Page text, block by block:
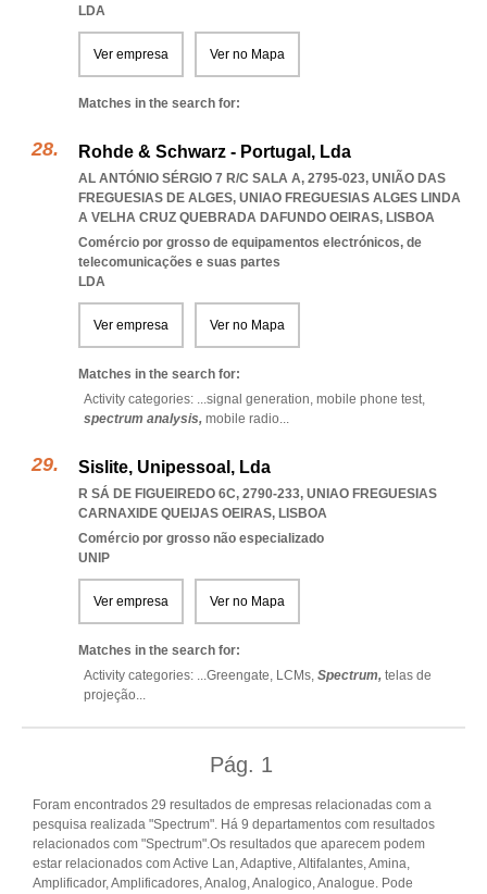
LDA
Ver empresa Ver no Mapa
Matches in the search for:
Rohde & Schwarz - Portugal, Lda
AL ANTÓNIO SÉRGIO 7 R/C SALA A, 2795-023, UNIÃO DAS
FREGUESIAS DE ALGES, UNIAO FREGUESIAS ALGES LINDA
A VELHA CRUZ QUEBRADA DAFUNDO OEIRAS, LISBOA
Comércio por grosso de equipamentos electrónicos, de
telecomunicações e suas partes
LDA
Ver empresa Ver no Mapa
Matches in the search for:
Activity categories: ...signal generation, mobile phone test,
spectrum analysis, mobile radio...
Sislite, Unipessoal, Lda
R SÁ DE FIGUEIREDO 6C, 2790-233, UNIAO FREGUESIAS
CARNAXIDE QUEIJAS OEIRAS, LISBOA
Comércio por grosso não especializado
UNIP
Ver empresa Ver no Mapa
Matches in the search for:
Activity categories: ...Greengate, LCMs, Spectrum, telas de
projeção...
Pág. 1
Foram encontrados 29 resultados de empresas relacionadas com a
pesquisa realizada "Spectrum". Há 9 departamentos com resultados
relacionados com "Spectrum".Os resultados que aparecem podem
estar relacionados com Active Lan, Adaptive, Altifalantes, Amina,
Amplificador, Amplificadores, Analog, Analogico, Analogue. Pode